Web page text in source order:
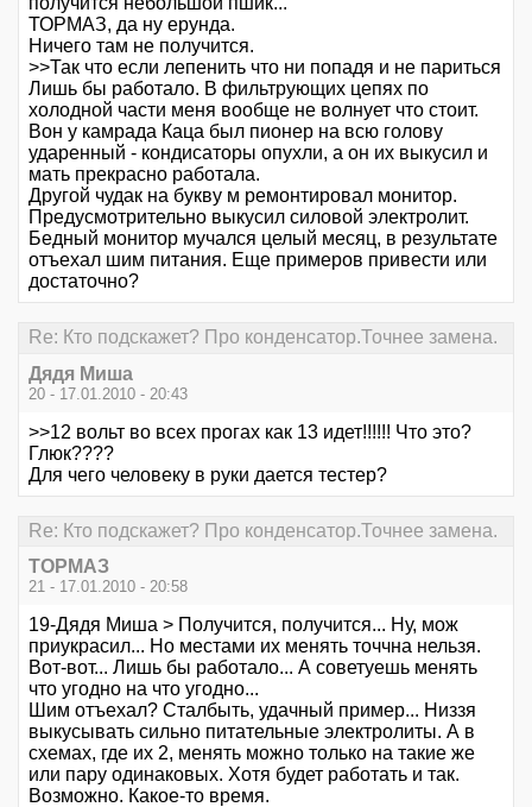
ТОРМАЗ, да ну ерунда.
Ничего там не получится.
>>Так что если лепенить что ни попадя и не париться
Лишь бы работало. В фильтрующих цепях по
холодной части меня вообще не волнует что стоит.
Вон у камрада Каца был пионер на всю голову
ударенный - кондисаторы опухли, а он их выкусил и
мать прекрасно работала.
Другой чудак на букву м ремонтировал монитор.
Предусмотрительно выкусил силовой электролит.
Бедный монитор мучался целый месяц, в результате
отъехал шим питания. Еще примеров привести или
достаточно?
Re: Кто подскажет? Про конденсатор.Точнее замена.
Дядя Миша
20 - 17.01.2010 - 20:43
>>12 вольт во всех прогах как 13 идет!!!!!! Что это?
Глюк????
Для чего человеку в руки дается тестер?
Re: Кто подскажет? Про конденсатор.Точнее замена.
ТОРМАЗ
21 - 17.01.2010 - 20:58
19-Дядя Миша > Получится, получится... Ну, мож
приукрасил... Но местами их менять точчна нельзя.
Вот-вот... Лишь бы работало... А советуешь менять
что угодно на что угодно...
Шим отъехал? Сталбыть, удачный пример... Низзя
выкусывать сильно питательные электролиты. А в
схемах, где их 2, менять можно только на такие же
или пару одинаковых. Хотя будет работать и так.
Возможно. Какое-то время.